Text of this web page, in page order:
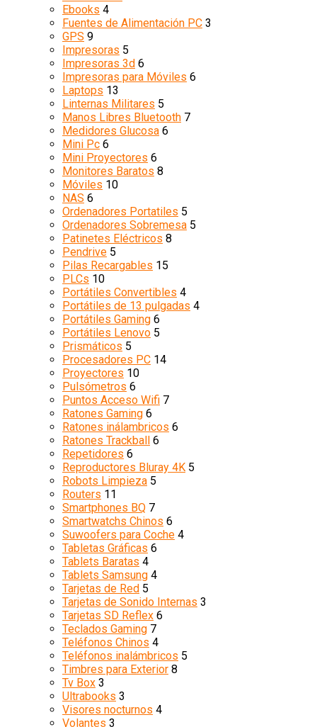
Ebooks 4
Fuentes de Alimentación PC 3
GPS 9
Impresoras 5
Impresoras 3d 6
Impresoras para Móviles 6
Laptops 13
Linternas Militares 5
Manos Libres Bluetooth 7
Medidores Glucosa 6
Mini Pc 6
Mini Proyectores 6
Monitores Baratos 8
Móviles 10
NAS 6
Ordenadores Portatiles 5
Ordenadores Sobremesa 5
Patinetes Eléctricos 8
Pendrive 5
Pilas Recargables 15
PLCs 10
Portátiles Convertibles 4
Portátiles de 13 pulgadas 4
Portátiles Gaming 6
Portátiles Lenovo 5
Prismáticos 5
Procesadores PC 14
Proyectores 10
Pulsómetros 6
Puntos Acceso Wifi 7
Ratones Gaming 6
Ratones inálambricos 6
Ratones Trackball
6
Repetidores 6
Reproductores Bluray 4K 5
Robots Limpieza 5
Routers 11
Smartphones BQ 7
Smartwatchs Chinos 6
Suwoofers para Coche 4
Tabletas Gráficas 6
Tablets Baratas 4
Tablets Samsung 4
Tarjetas de Red 5
Tarjetas de Sonido Internas 3
Tarjetas SD Reflex 6
Teclados Gaming 7
Teléfonos Chinos 4
Teléfonos inalámbricos 5
Timbres para Exterior 8
Tv Box 3
Ultrabooks 3
Visores nocturnos 4
Volantes 3